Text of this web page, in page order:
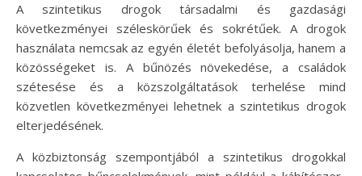
A szintetikus drogok társadalmi és gazdasági
következményei széleskörűek és sokrétűek. A drogok
használata nemcsak az egyén életét befolyásolja, hanem a
közösségeket is. A bűnözés növekedése, a családok
szétesése és a közszolgáltatások terhelése mind
közvetlen következményei lehetnek a szintetikus drogok
elterjedésének.
A közbiztonság szempontjából a szintetikus drogokkal